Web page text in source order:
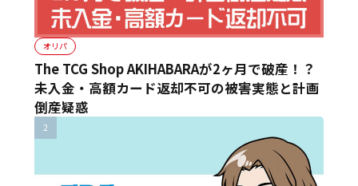
オリパ
The TCG Shop AKIHABARAが2ヶ月で破産！？
未入金・高額カード返却不可の被害実態と計画
倒産疑惑